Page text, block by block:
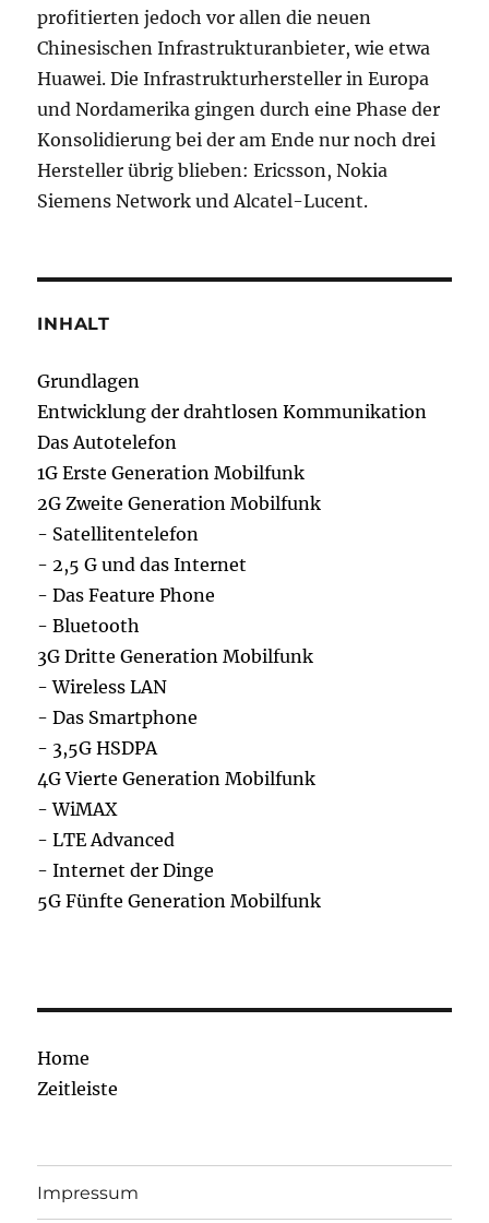
profitierten jedoch vor allen die neuen
Chinesischen Infrastrukturanbieter, wie etwa
Huawei. Die Infrastrukturhersteller in Europa
und Nordamerika gingen durch eine Phase der
Konsolidierung bei der am Ende nur noch drei
Hersteller übrig blieben: Ericsson, Nokia
Siemens Network und Alcatel-Lucent.
INHALT
Grundlagen
Entwicklung der drahtlosen Kommunikation
Das Autotelefon
1G Erste Generation Mobilfunk
2G Zweite Generation Mobilfunk
- Satellitentelefon
- 2,5 G und das Internet
- Das Feature Phone
- Bluetooth
3G Dritte Generation Mobilfunk
- Wireless LAN
- Das Smartphone
- 3,5G HSDPA
4G Vierte Generation Mobilfunk
- WiMAX
- LTE Advanced
- Internet der Dinge
5G Fünfte Generation Mobilfunk
Home
Zeitleiste
Impressum